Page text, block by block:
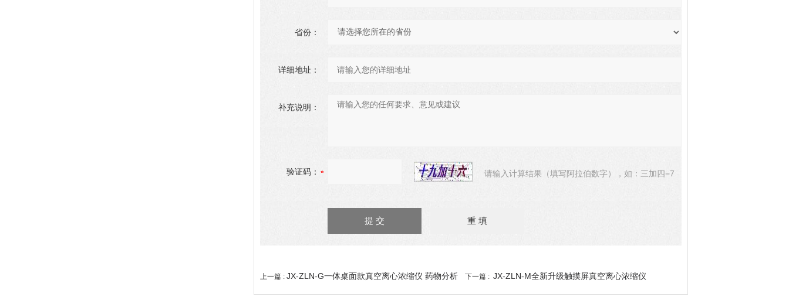
省份：
详细地址：
补充说明：
验证码： 请输入计算结果（填写阿拉伯数字），如：三加四=7
上一篇 : JX-ZLN-G一体桌面款真空离心浓缩仪 药物分析 下一篇 : JX-ZLN-M全新升级触摸屏真空离心浓缩仪